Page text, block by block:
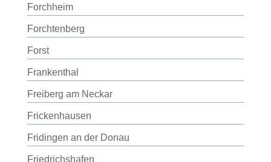
Forchheim
Forchtenberg
Forst
Frankenthal
Freiberg am Neckar
Frickenhausen
Fridingen an der Donau
Friedrichshafen